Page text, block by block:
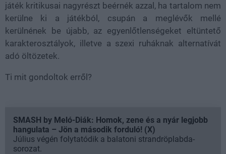
játék kritikusai nagyrészt beérnék azzal, ha tartalom nem
kerülne ki a játékból, csupán a meglévők mellé
kerülnének be újabb, az egyenlőtlenségeket eltüntető
karakterosztályok, illetve a szexi ruháknak alternatívát
adó öltözetek.
Ti mit gondoltok erről?
SMASH by Meló-Diák: Homok, zene és a nyár legjobb
hangulata – Jön a második forduló! (X)
Július végén folytatódik a balatoni strandröplabda-
sorozat.